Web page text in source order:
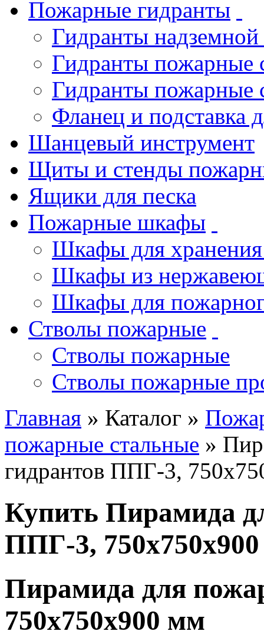
Пожарные гидранты
Гидранты
Гидранты пожарные
Гидранты пожарные
Фланец и подставка
Шанцевый инструмент
Щиты и стенды
Ящики для песка
Пожарные шкафы
Шкафы для хранения
Шкафы из
Шкафы для
Стволы пожарные
Стволы пожарные
Стволы пожарные
Главная » Каталог »
пожарные стальные »
гидрантов ППГ-3,
Купить Пирамида
ППГ-3,
Пирамида для
750х750х900 мм